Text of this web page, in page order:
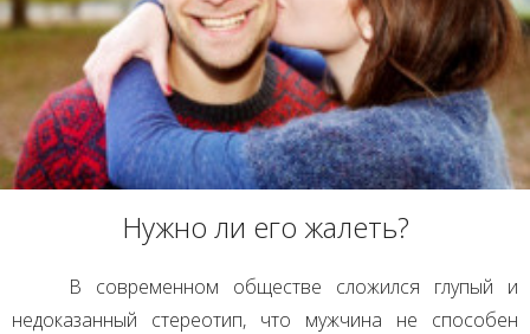
Нужно ли его жалеть?
В современном обществе сложился глупый и
недоказанный стереотип, что мужчина не способен